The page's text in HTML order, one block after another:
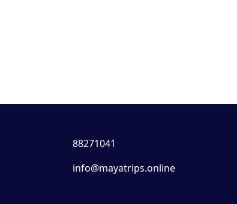
88271041
info@mayatrips.online